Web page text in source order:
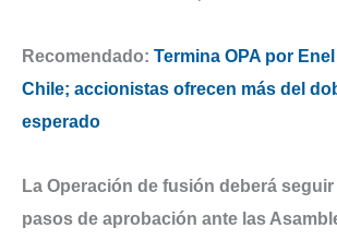
Recomendado: Termina OPA por
Chile; accionistas ofrecen más del
esperado
La Operación de fusión deberá
pasos de aprobación ante las